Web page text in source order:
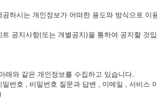
하시는 개인정보가 어떠한 용도와 방식으로
공지사항(또는 개별공지)을 통하여 공지할 것
래와 같은 개인정보를 수집하고 있습니다.
번호 , 비밀번호 질문과 답변 , 이메일 , 서비스